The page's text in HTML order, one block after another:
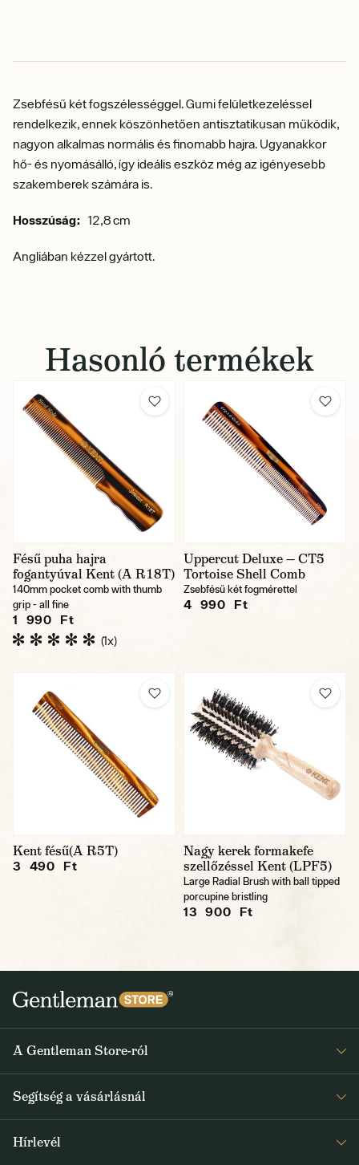
Zsebfésű két fogszélességgel. Gumi felületkezeléssel
rendelkezik, ennek köszönhetően antisztatikusan működik,
nagyon alkalmas normális és finomabb hajra. Ugyanakkor
hő- és nyomásálló, így ideális eszköz még az igényesebb
szakemberek számára is.
Hosszúság: 12,8 cm
Angliában kézzel gyártott.
Hasonló termékek
Fésű puha hajra
fogantyúval Kent (A R18T)
140mm pocket comb with thumb
grip - all fine
1 990 Ft
(1x)
Uppercut Deluxe — CT5
Tortoise Shell Comb
Zsebfésű két fogmérettel
4 990 Ft
Kent fésű(A R5T)
3 490 Ft
Nagy kerek formakefe
szellőzéssel Kent (LPF5)
Large Radial Brush with ball tipped
porcupine bristling
13 900 Ft
A Gentleman Store-ról
Rólunk
Journal
Segítség a vásárlásnál
Hírlevél